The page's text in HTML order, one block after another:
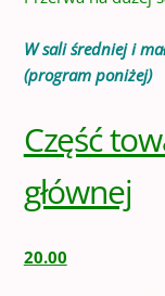
W sali średniej i
(program poniżej)
Część
głównej
20.00